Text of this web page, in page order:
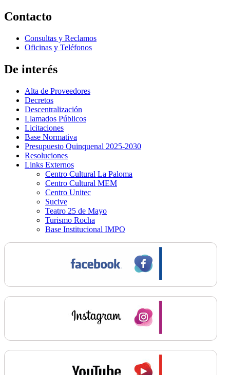
Contacto
Consultas y Reclamos
Oficinas y Teléfonos
De interés
Alta de Proveedores
Decretos
Descentralización
Llamados Públicos
Licitaciones
Base Normativa
Presupuesto Quinquenal 2025-2030
Resoluciones
Links Externos
Centro Cultural La Paloma
Centro Cultural MEM
Centro Unitec
Sucive
Teatro 25 de Mayo
Turismo Rocha
Base Institucional IMPO